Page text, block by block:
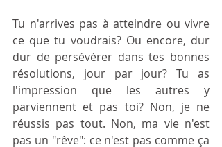
Tu n'arrives pas à atteindre ou vivre
ce que tu voudrais? Ou encore, dur
dur de persévérer dans tes bonnes
résolutions, jour par jour? Tu as
l'impression que les autres y
parviennent et pas toi? Non, je ne
réussis pas tout. Non, ma vie n'est
pas un "rêve": ce n'est pas comme ça